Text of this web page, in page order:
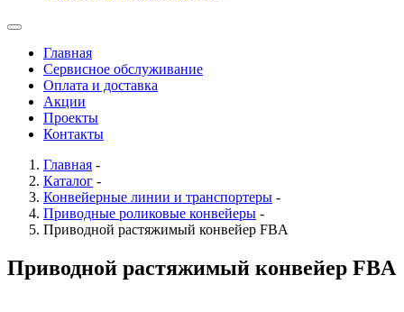
Главная
Сервисное обслуживание
Оплата и доставка
Акции
Проекты
Контакты
Главная -
Каталог -
Конвейерные линии и транспортеры -
Приводные роликовые конвейеры -
Приводной растяжимый конвейер FBA
Приводной растяжимый конвейер FBA